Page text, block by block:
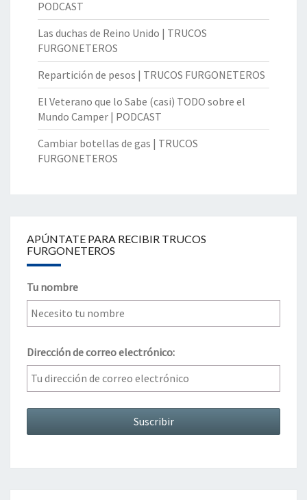
PODCAST
Las duchas de Reino Unido | TRUCOS
FURGONETEROS
Repartición de pesos | TRUCOS FURGONETEROS
El Veterano que lo Sabe (casi) TODO sobre el
Mundo Camper | PODCAST
Cambiar botellas de gas | TRUCOS
FURGONETEROS
APÚNTATE PARA RECIBIR TRUCOS
FURGONETEROS
Tu nombre
Dirección de correo electrónico: